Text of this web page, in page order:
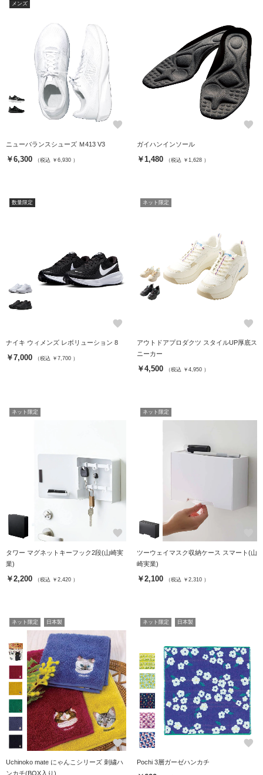
メンズ
favorite
ニューバランスシューズ Ｍ413 V3
￥6,300 （税込 ￥6,930 ）
favorite
ガイハンインソール
￥1,480 （税込 ￥1,628 ）
数量限定
favorite
ナイキ ウィメンズ レボリューション 8
￥7,000 （税込 ￥7,700 ）
ネット限定
favorite
アウトドアプロダクツ スタイルUP厚底ス
ニーカー
￥4,500 （税込 ￥4,950 ）
ネット限定
favorite
タワー マグネットキーフック2段(山崎実
業)
￥2,200 （税込 ￥2,420 ）
ネット限定
ツーウェイマスク収納ケース スマート(山
崎実業)
￥2,100 （税込 ￥2,310 ）
ネット限定 日本製
favorite
Uchinoko mate にゃんこシリーズ 刺繍ハ
ンカチ(BOX入り)
ネット限定 日本製
favorite
Pochi 3層ガーゼハンカチ